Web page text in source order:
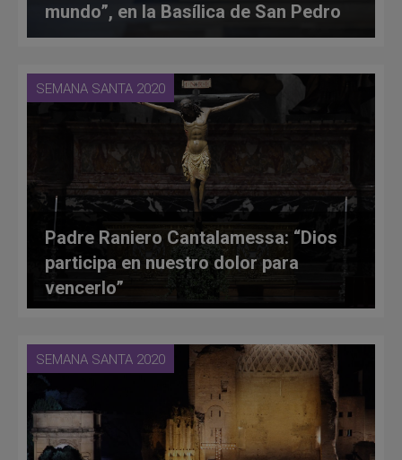
mundo”, en la Basílica de San Pedro
SEMANA SANTA 2020
Padre Raniero Cantalamessa: “Dios
participa en nuestro dolor para
vencerlo”
SEMANA SANTA 2020